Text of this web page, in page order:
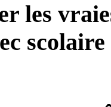
les
scolaire